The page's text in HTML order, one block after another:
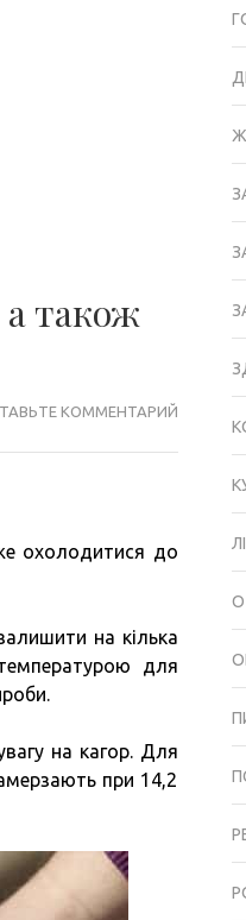
а також
КОММЕНТАРИЙ
охолодитися до
на кілька
для
на кагор. Для
при 14,2
О